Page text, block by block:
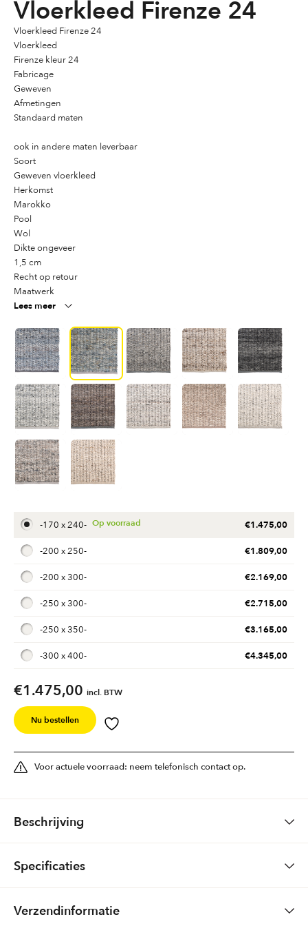
Vloerkleed Firenze 24
Vloerkleed Firenze 24
Vloerkleed
Firenze kleur 24
Fabricage
Geweven
Afmetingen
Standaard maten
ook in andere maten leverbaar
Soort
Geweven vloerkleed
Herkomst
Marokko
Pool
Wol
Dikte ongeveer
1,5 cm
Recht op retour
Maatwerk
Lees meer
-170 x 240- €1.475,00
-200 x 250- €1.809,00
-200 x 300- €2.169,00
-250 x 300- €2.715,00
-250 x 350- €3.165,00
-300 x 400- €4.345,00
€1.475,00 incl. BTW
Nu bestellen
Voor actuele voorraad: neem telefonisch contact op.
Beschrijving
Vloerkleed Firenze
Specificaties
Gewicht 10,0 kg
Verzendinformatie